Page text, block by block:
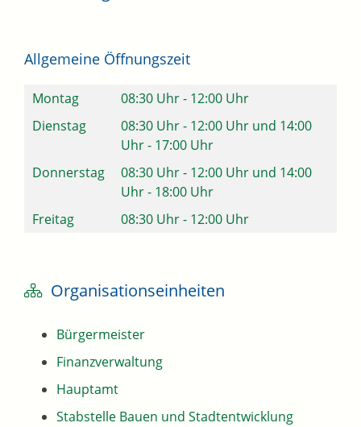
Allgemeine Öffnungszeit
Montag 08:30 Uhr- 12:00 Uhr
Dienstag
08:30 Uhr- 12:00 Uhr und 14:00
Uhr- 17:00 Uhr
Donnerstag
08:30 Uhr- 12:00 Uhr und 14:00
Uhr- 18:00 Uhr
Freitag
08:30 Uhr- 12:00 Uhr
Organisationseinheiten
Bürgermeister
Finanzverwaltung
Hauptamt
Stabstelle Bauen und Stadtentwicklung